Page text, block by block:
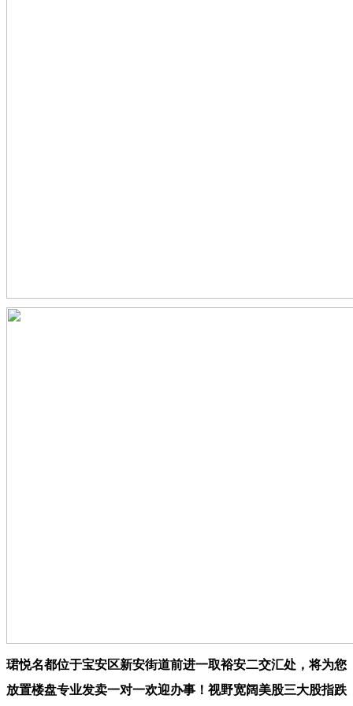
珺悦名都位于宝安区新安街道前进一取裕安二交汇处，将为您
放置楼盘专业发卖一对一欢迎办事！视野宽阔美股三大股指跌